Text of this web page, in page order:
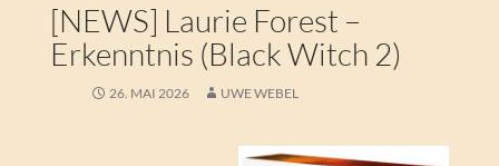
[NEWS] Laurie Forest –
Erkenntnis (Black Witch 2)
26. MAI 2026 UWE WEBEL